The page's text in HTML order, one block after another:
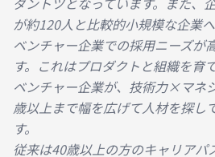
が約120人と比較的小規模な企業
ベンチャー企業での採用ニーズが
す。これはプロダクトと組織を育
ベンチャー企業が、技術力×マネ
歳以上まで幅を広げて人材を探し
す。
従来は40歳以上の方のキャリアパ